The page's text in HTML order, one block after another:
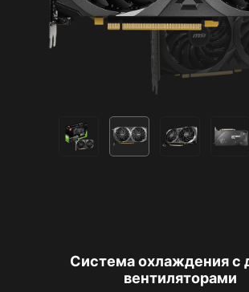
Система охлаждения с
вентиляторами